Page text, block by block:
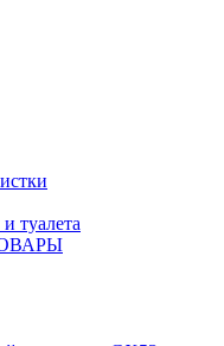
туалета